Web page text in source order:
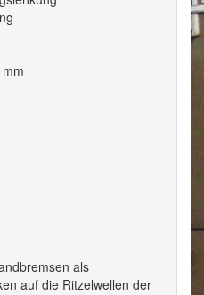
als
auf die Ritzelwellen der